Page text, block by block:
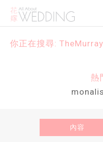
你正在搜尋:
熱
內容